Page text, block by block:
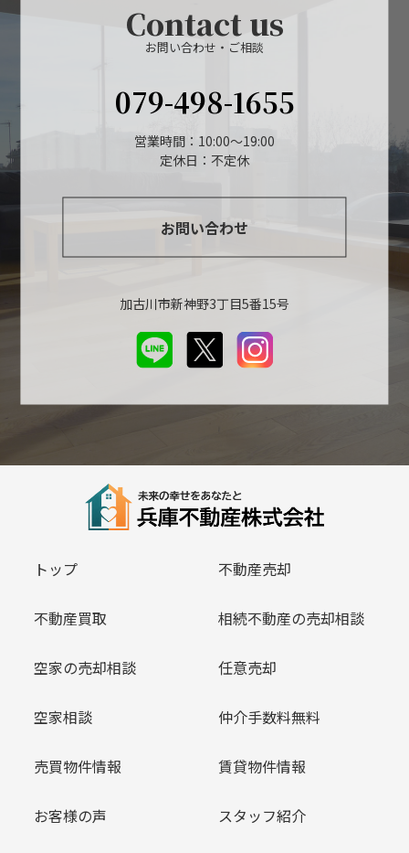
Contact us
お問い合わせ・ご相談
079-498-1655
営業時間：10:00～19:00
定休日：不定休
お問い合わせ
加古川市新神野3丁目5番15号
トップ 不動産売却
不動産買取 相続不動産の売却相談
空家の売却相談 任意売却
空家相談 仲介手数料無料
売買物件情報 賃貸物件情報
お客様の声 スタッフ紹介